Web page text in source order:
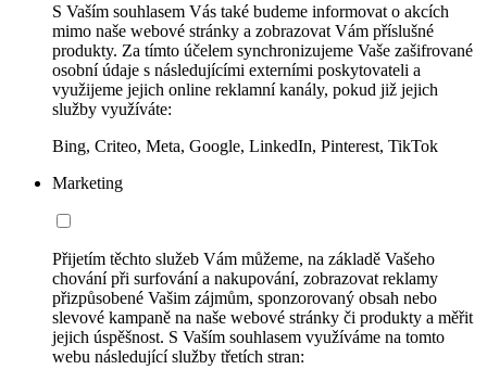
S Vaším souhlasem Vás také budeme informovat o akcích
mimo naše webové stránky a zobrazovat Vám příslušné
produkty. Za tímto účelem synchronizujeme Vaše zašifrované
osobní údaje s následujícími externími poskytovateli a
využijeme jejich online reklamní kanály, pokud již jejich
služby využíváte:
Bing, Criteo, Meta, Google, LinkedIn, Pinterest, TikTok
Marketing
Přijetím těchto služeb Vám můžeme, na základě Vašeho
chování při surfování a nakupování, zobrazovat reklamy
přizpůsobené Vašim zájmům, sponzorovaný obsah nebo
slevové kampaně na naše webové stránky či produkty a měřit
jejich úspěšnost. S Vaším souhlasem využíváme na tomto
webu následující služby třetích stran: